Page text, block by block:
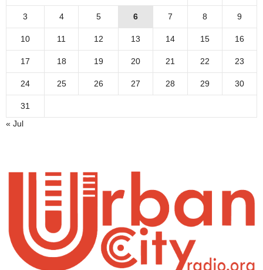
3 4 5 6 7 8 9
10 11 12 13 14 15 16
17 18 19 20 21 22 23
24 25 26 27 28 29 30
31
« Jul